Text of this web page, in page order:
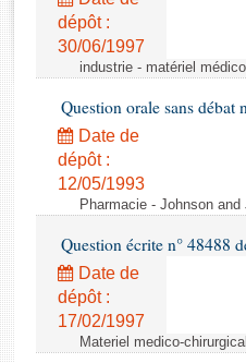
Rapports d'enquête
Rapports législatifs
Dossiers législatifs
Budget et sécurité sociale
Questions écrites et orales
dépôt :
30/06/1997
industrie - matériel
Question orale sans
Date de
dépôt :
12/05/1993
Pharmacie - Johnson
Question écrite n° 48488
Date de
dépôt :
17/02/1997
Materiel medico-